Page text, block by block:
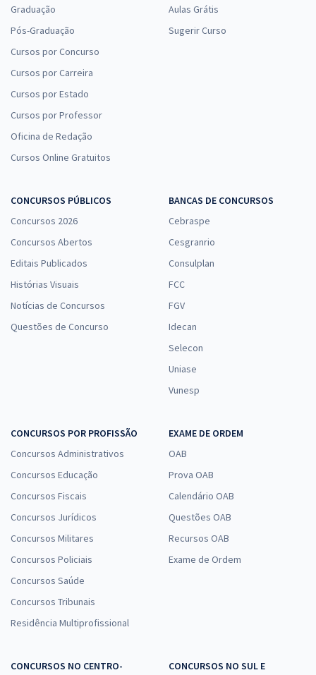
Graduação
Pós-Graduação
Cursos por Concurso
Cursos por Carreira
Cursos por Estado
Cursos por Professor
Oficina de Redação
Cursos Online Gratuitos
Aulas Grátis
Sugerir Curso
CONCURSOS PÚBLICOS
Concursos 2026
Concursos Abertos
Editais Publicados
Histórias Visuais
Notícias de Concursos
Questões de Concurso
BANCAS DE CONCURSOS
Cebraspe
Cesgranrio
Consulplan
FCC
FGV
Idecan
Selecon
Uniase
Vunesp
CONCURSOS POR PROFISSÃO
Concursos Administrativos
Concursos Educação
Concursos Fiscais
Concursos Jurídicos
Concursos Militares
Concursos Policiais
Concursos Saúde
Concursos Tribunais
Residência Multiprofissional
EXAME DE ORDEM
OAB
Prova OAB
Calendário OAB
Questões OAB
Recursos OAB
Exame de Ordem
CONCURSOS NO CENTRO-
CONCURSOS NO SUL E